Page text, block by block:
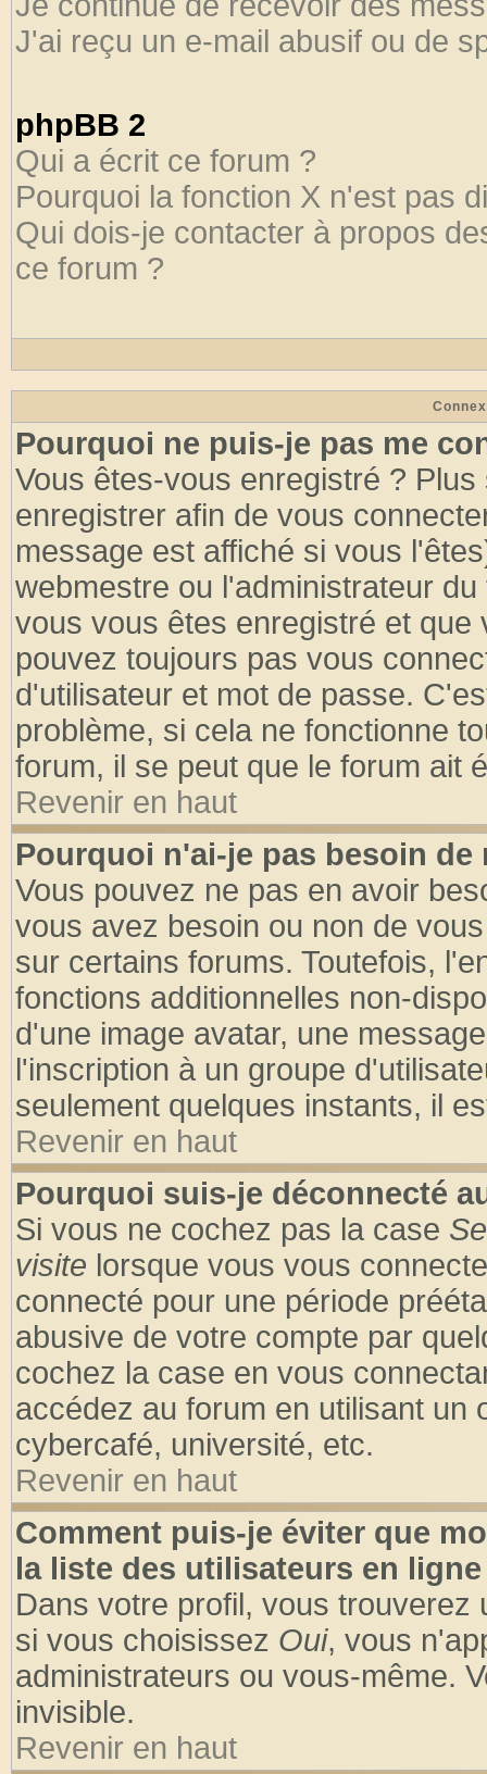
J'ai reçu un e-mail abusif ou de
phpBB 2
Qui a écrit ce forum ?
Pourquoi la fonction X n'est pas
Qui dois-je contacter à propos
ce forum ?
Pourquoi ne puis-je pas me
Vous êtes-vous enregistré ?
enregistrer afin de vous
message est affiché si vous
webmestre ou l'administrateur
vous vous êtes enregistré et
pouvez toujours pas vous
d'utilisateur et mot de passe.
problème, si cela ne fonctionne
forum, il se peut que le forum ait
Revenir en haut
Pourquoi n'ai-je pas besoin de
Vous pouvez ne pas en avoir
vous avez besoin ou non de
sur certains forums. Toutefois,
fonctions additionnelles non-
d'une image avatar, une
l'inscription à un groupe
seulement quelques instants, il
Revenir en haut
Pourquoi suis-je déconnecté
Si vous ne cochez pas la case
visite lorsque vous vous
connecté pour une période
abusive de votre compte par
cochez la case en vous
accédez au forum en utilisant un
cybercafé, université, etc.
Revenir en haut
Comment puis-je éviter que
la liste des utilisateurs en
Dans votre profil, vous trouverez
si vous choisissez Oui, vous
administrateurs ou vous-même.
invisible.
Revenir en haut